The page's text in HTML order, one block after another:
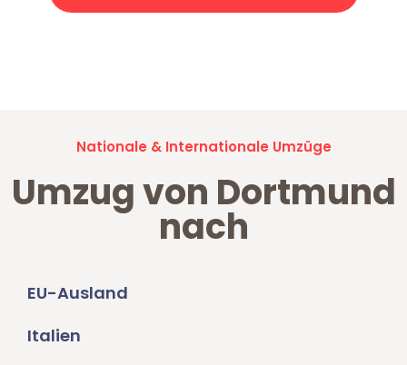
Nationale & Internationale Umzüge
Umzug von Dortmund
nach
EU-Ausland
Italien